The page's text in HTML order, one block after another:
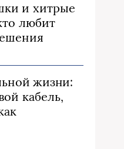
и хитрые
любит
жизни:
кабель,